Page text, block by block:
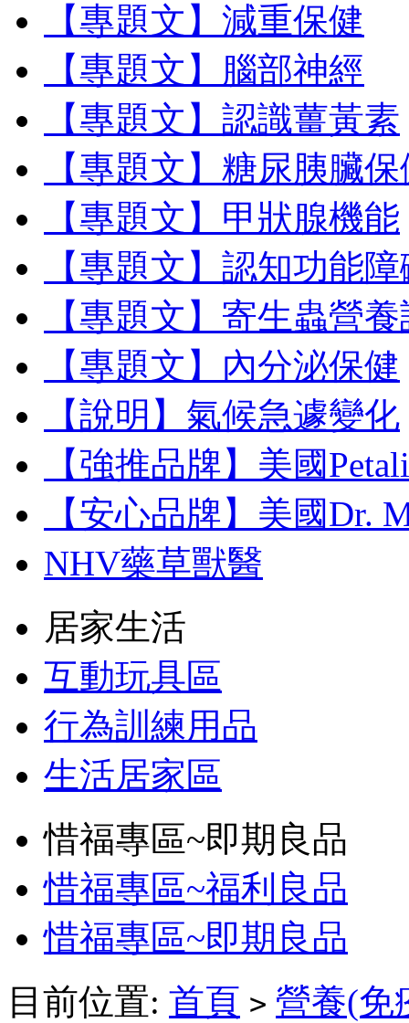
【專題文】減重保健
【專題文】腦部神經
【專題文】認識薑黃素
【專題文】糖尿胰臟
【專題文】甲狀腺機能
【專題文】認知功能
【專題文】寄生蟲營
【專題文】內分泌保健
【說明】氣候急遽變化
【強推品牌】美國
【安心品牌】美國Dr.
NHV藥草獸醫
居家生活
互動玩具區
行為訓練用品
生活居家區
惜福專區~即期良品
惜福專區~福利良品
惜福專區~即期良品
目前位置: 首頁 > 營養(免